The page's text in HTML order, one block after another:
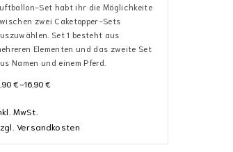
Set habt ihr die Möglichkeite
zwei Caketopper-Sets
Set 1 besteht aus
Elementen und das zweite Set
Namen und einem Pferd.
€–16,90€
MwSt.
Versandkosten